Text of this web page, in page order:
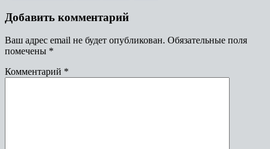
Добавить комментарий
Ваш адрес email не будет опубликован. Обязательные поля
помечены *
Комментарий *